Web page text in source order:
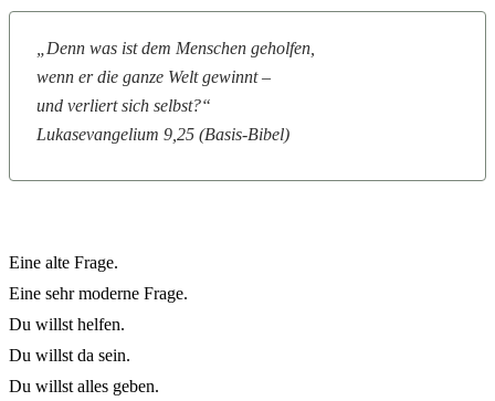
„Denn was ist dem Menschen geholfen,
wenn er die ganze Welt gewinnt –
und verliert sich selbst?“
Lukasevangelium 9,25 (Basis-Bibel)
Eine alte Frage.
Eine sehr moderne Frage.
Du willst helfen.
Du willst da sein.
Du willst alles geben.